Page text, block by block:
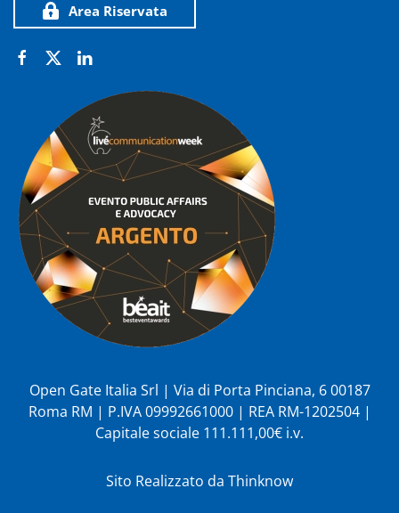
Area Riservata
Open Gate Italia Srl | Via di Porta Pinciana, 6 00187
Roma RM | P.IVA 09992661000 | REA RM-1202504 |
Capitale sociale 111.111,00€ i.v.
Sito Realizzato da Thinknow